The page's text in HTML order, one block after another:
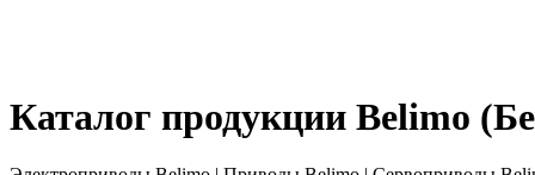
Каталог продукции Belimo